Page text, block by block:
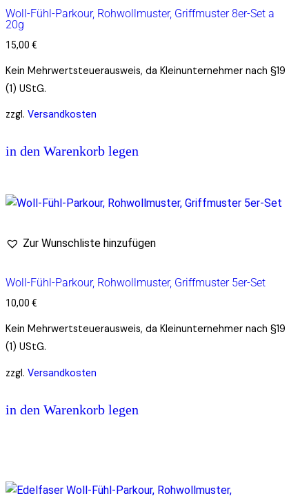
Woll-Fühl-Parkour, Rohwollmuster, Griffmuster 8er-Set a
20g
15,00 €
Kein Mehrwertsteuerausweis, da Kleinunternehmer nach §19
(1) UStG.
zzgl. Versandkosten
in den Warenkorb legen
Zur Wunschliste hinzufügen
Woll-Fühl-Parkour, Rohwollmuster, Griffmuster 5er-Set
10,00 €
Kein Mehrwertsteuerausweis, da Kleinunternehmer nach §19
(1) UStG.
zzgl. Versandkosten
in den Warenkorb legen